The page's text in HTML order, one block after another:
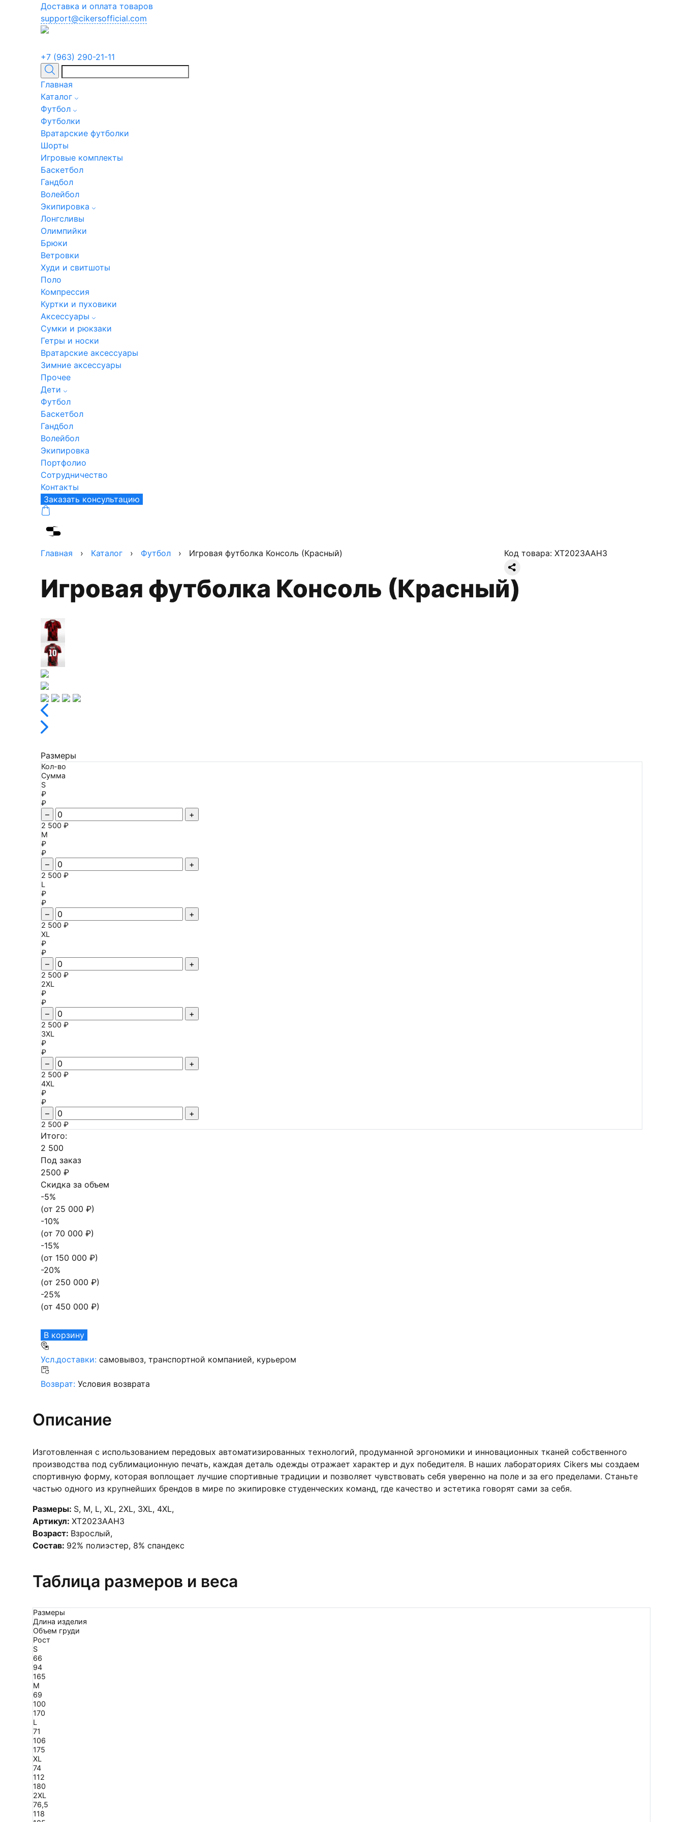
Доставка и оплата товаров
support@cikersofficial.com
+7 (963) 290-21-11
Главная
Каталог
Футбол
Футболки
Вратарские футболки
Шорты
Игровые комплекты
Баскетбол
Гандбол
Волейбол
Экипировка
Лонгсливы
Олимпийки
Брюки
Ветровки
Худи и свитшоты
Поло
Компрессия
Куртки и пуховики
Аксессуары
Сумки и рюкзаки
Гетры и носки
Вратарские аксессуары
Зимние аксессуары
Прочее
Дети
Футбол
Баскетбол
Гандбол
Волейбол
Экипировка
Портфолио
Сотрудничество
Контакты
Заказать консультацию
Главная › Каталог › Футбол › Игровая футболка Консоль (Красный) Код товара: XT2023AAH3
Игровая футболка Консоль (Красный)
Размеры
Кол-во
Сумма
S
₽
₽
– +
2 500 ₽
M
₽
₽
– +
2 500 ₽
L
₽
₽
– +
2 500 ₽
XL
₽
₽
– +
2 500 ₽
2XL
₽
₽
– +
2 500 ₽
3XL
₽
₽
– +
2 500 ₽
4XL
₽
₽
– +
2 500 ₽
Итого:
2 500
Под заказ
2500 ₽
Скидка за объем
-5%
(от 25 000 ₽)
-10%
(от 70 000 ₽)
-15%
(от 150 000 ₽)
-20%
(от 250 000 ₽)
-25%
(от 450 000 ₽)
В корзину
Усл.доставки: самовывоз, транспортной компанией, курьером
Возврат: Условия возврата
Описание
Изготовленная с использованием передовых автоматизированных технологий, продуманной эргономики и инновационных тканей собственного
производства под сублимационную печать, каждая деталь одежды отражает характер и дух победителя. В наших лабораториях Cikers мы создаем
спортивную форму, которая воплощает лучшие спортивные традиции и позволяет чувствовать себя уверенно на поле и за его пределами. Станьте
частью одного из крупнейших брендов в мире по экипировке студенческих команд, где качество и эстетика говорят сами за себя.
Размеры: S, M, L, XL, 2XL, 3XL, 4XL,
Артикул: XT2023AAH3
Возраст: Взрослый,
Состав: 92% полиэстер, 8% спандекс
Таблица размеров и веса
Размеры
Длина изделия
Объем груди
Рост
S
66
94
165
M
69
100
170
L
71
106
175
XL
74
112
180
2XL
76,5
118